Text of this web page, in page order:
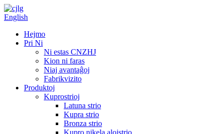
English
Hejmo
Pri Ni
Ni estas CNZHJ
Kion ni faras
Niaj avantaĝoj
Fabrikvizito
Produktoj
Kuprostrioj
Latuna strio
Kupra strio
Bronza strio
Kupro nikela alojstrio